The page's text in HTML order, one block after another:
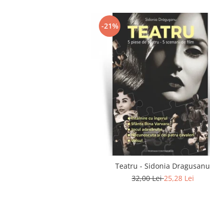
-21%
Teatru - Sidonia Dragusanu
32,00 Lei25,28 Lei